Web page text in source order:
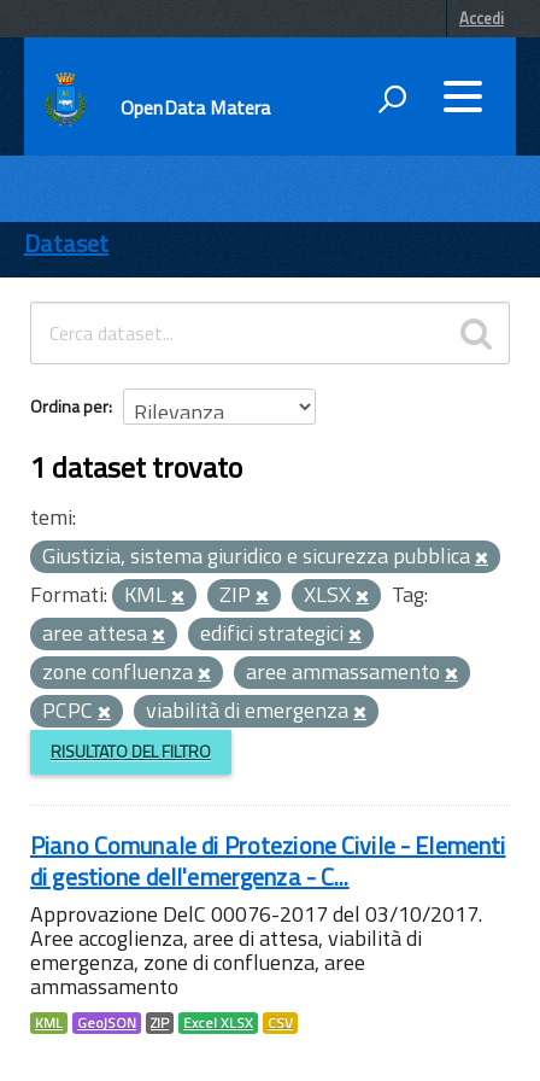
Accedi
OpenData Matera
ENTI
TEMI
INFORMAZIONI
Dataset
Ordina per
1 dataset trovato
temi:
Giustizia, sistema giuridico e sicurezza pubblica
Formati: KML ZIP XLSX
Tag:
aree attesa
edifici strategici
zone confluenza
aree ammassamento
PCPC
viabilità di emergenza
RISULTATO DEL FILTRO
Piano Comunale di Protezione Civile - Elementi
di gestione dell'emergenza - C...
Approvazione DelC 00076-2017 del 03/10/2017.
Aree accoglienza, aree di attesa, viabilità di
emergenza, zone di confluenza, aree
ammassamento
KML GeoJSON ZIP Excel XLSX CSV